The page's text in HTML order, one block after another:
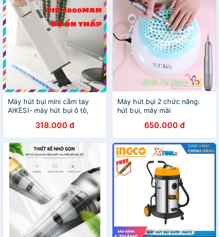
Máy hút bụi mini cầm tay
AIKESI- máy hút bụi ô tô,
318.000 đ
Máy hút bụi 2 chức năng:
hút bụi, máy mài
650.000 đ